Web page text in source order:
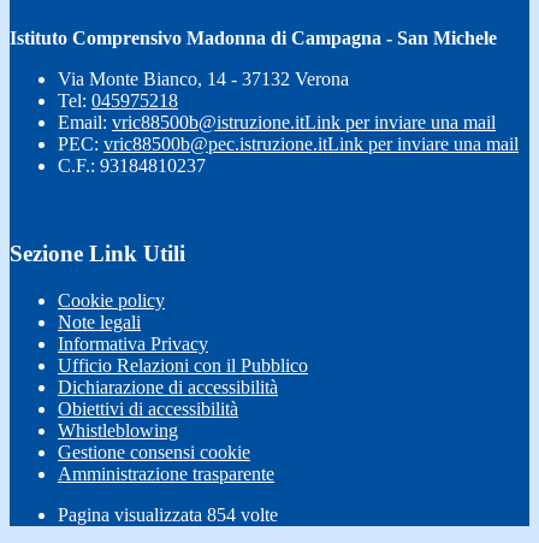
Istituto Comprensivo Madonna di Campagna - San Michele
Via Monte Bianco, 14 - 37132 Verona
Tel: 045975218
Email: vric88500b@istruzione.itLink per inviare una mail
PEC: vric88500b@pec.istruzione.itLink per inviare una mail
C.F.: 93184810237
Sezione Link Utili
Cookie policy
Note legali
Informativa Privacy
Ufficio Relazioni con il Pubblico
Dichiarazione di accessibilità
Obiettivi di accessibilità
Whistleblowing
Gestione consensi cookie
Amministrazione trasparente
Pagina visualizzata 854 volte